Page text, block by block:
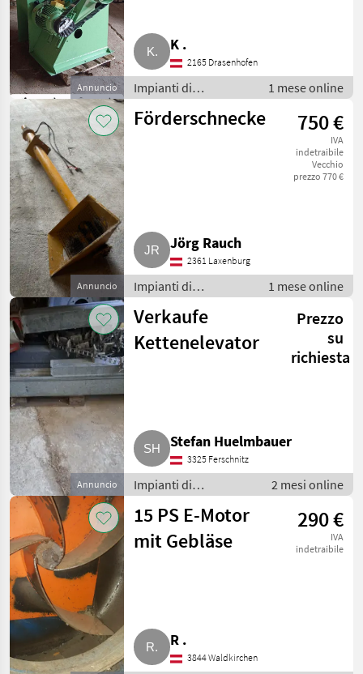
Annuncio
K .
2165 Drasenhofen
Impianti di
movimentazione e
trasporto / Soffiatori
1 mese online
Annuncio
Förderschnecke 750 €
IVA
indetraibile
Vecchio
prezzo 770 €
Jörg Rauch
2361 Laxenburg
Impianti di
movimentazione e
trasporto / Soffiatori
1 mese online
Annuncio
Verkaufe
Kettenelevator
Prezzo
su
richiesta
Stefan Huelmbauer
3325 Ferschnitz
Impianti di
movimentazione e
trasporto / Soffiatori
2 mesi online
15 PS E-Motor
mit Gebläse
290 €
IVA
indetraibile
R .
3844 Waldkirchen